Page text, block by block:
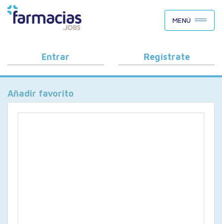
BUSCAR CANDIDATOS
OFERTAS DE EMPLEO
COMO FUNCIONA
PORQUÉ FARMACIAS.JOBS
BLOG
MENÚ
Entrar Regístrate
Añadir favorito